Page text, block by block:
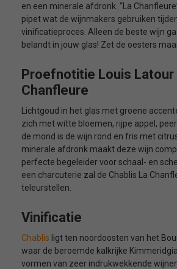
en een minerale afdronk. “La
pipet wat de wijnmakers gebruiken
vinificatieproces. Alleen de beste wijn
belandt in jouw glas! Zet de oesters
Proefnotitie Louis Latour
Chanfleure
Lichtgoud in het glas met groene
zich met witte bloemen, rijpe appel,
de mond is de wijn rond en fris met
minerale afdronk maakt deze wijn
perfecte begeleider voor schaal- en
een charcuterie zal de Chablis La
teleurstellen.
Vinificatie
Chablis ligt ten noordoosten van het
waar de beroemde kalkrijke
vormen van zeer indrukwekkende